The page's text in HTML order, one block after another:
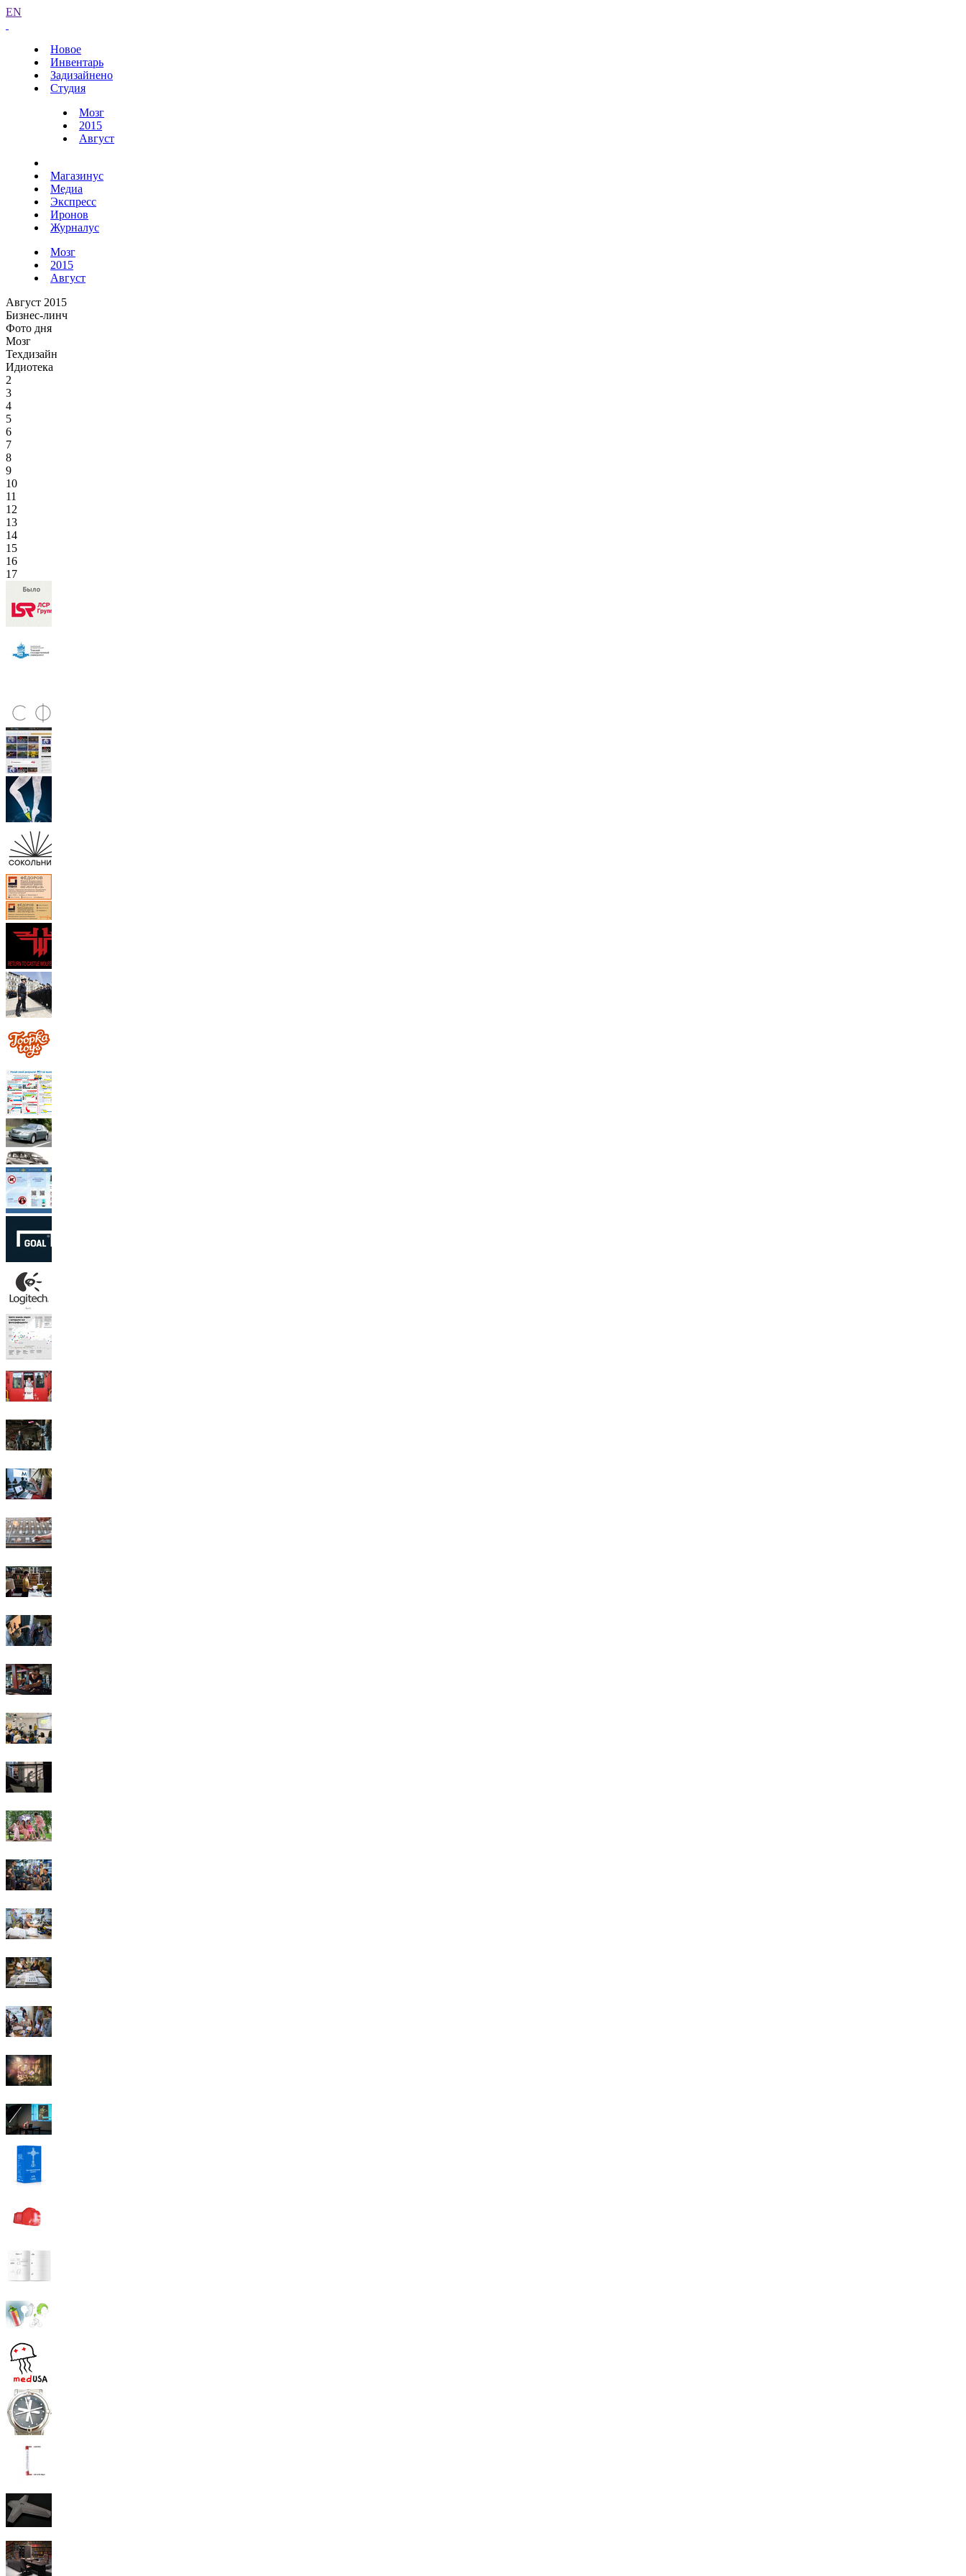
EN
Новое
Инвентарь
Задизайнено
Студия
Мозг
2015
Август
Магазинус
Медиа
Экспресс
Иронов
Журналус
Мозг
2015
Август
Август 2015
Бизнес-линч
Фото дня
Мозг
Техдизайн
Идиотека
2
3
4
5
6
7
8
9
10
11
12
13
14
15
16
17